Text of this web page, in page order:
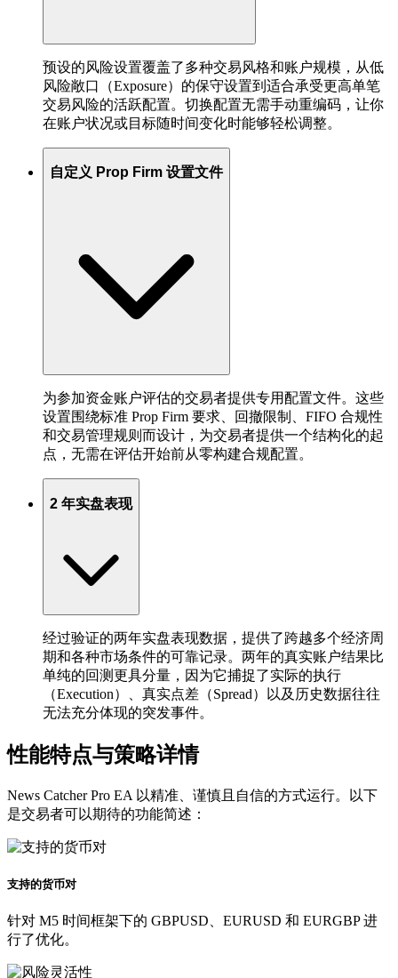
预设的风险设置覆盖了多种交易风格和账户规模，从低
风险敞口（Exposure）的保守设置到适合承受更高单笔
交易风险的活跃配置。切换配置无需手动重编码，让你
在账户状况或目标随时间变化时能够轻松调整。
自定义 Prop Firm 设置文件
为参加资金账户评估的交易者提供专用配置文件。这些
设置围绕标准 Prop Firm 要求、回撤限制、FIFO 合规性
和交易管理规则而设计，为交易者提供一个结构化的起
点，无需在评估开始前从零构建合规配置。
2 年实盘表现
经过验证的两年实盘表现数据，提供了跨越多个经济周
期和各种市场条件的可靠记录。两年的真实账户结果比
单纯的回测更具分量，因为它捕捉了实际的执行
（Execution）、真实点差（Spread）以及历史数据往往
无法充分体现的突发事件。
性能特点与策略详情
News Catcher Pro EA 以精准、谨慎且自信的方式运行。以下
是交易者可以期待的功能简述：
支持的货币对
针对 M5 时间框架下的 GBPUSD、EURUSD 和 EURGBP 进
行了优化。